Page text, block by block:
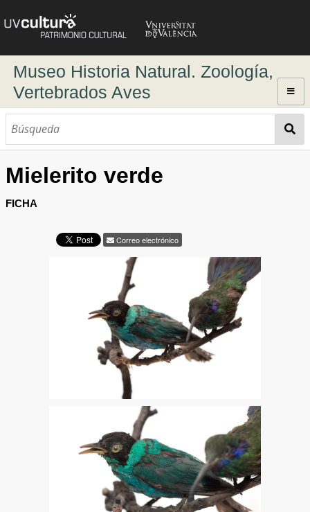
Museo Historia Natural. Zoología,
Vertebrados Aves
Explorar
Búsqueda dinámica
Búsqueda avanzada
Mielerito verde
FICHA
Correo electrónico